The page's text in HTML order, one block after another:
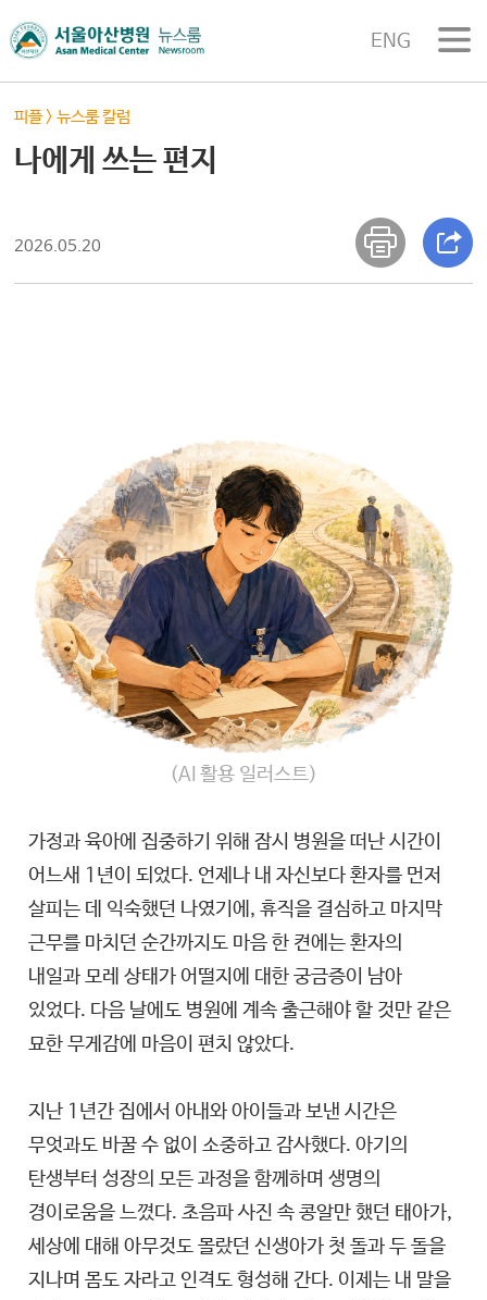
ENG
피플>뉴스룸 칼럼
나에게 쓰는 편지
2026.05.20
(AI 활용 일러스트)
가정과 육아에 집중하기 위해 잠시 병원을 떠난 시간이
어느새 1년이 되었다. 언제나 내 자신보다 환자를 먼저
살피는 데 익숙했던 나였기에, 휴직을 결심하고 마지막
근무를 마치던 순간까지도 마음 한 켠에는 환자의
내일과 모레 상태가 어떨지에 대한 궁금증이 남아
있었다. 다음 날에도 병원에 계속 출근해야 할 것만 같은
묘한 무게감에 마음이 편치 않았다.
지난 1년간 집에서 아내와 아이들과 보낸 시간은
무엇과도 바꿀 수 없이 소중하고 감사했다. 아기의
탄생부터 성장의 모든 과정을 함께하며 생명의
경이로움을 느꼈다. 초음파 사진 속 콩알만 했던 태아가,
세상에 대해 아무것도 몰랐던 신생아가 첫 돌과 두 돌을
지나며 몸도 자라고 인격도 형성해 간다. 이제는 내 말을